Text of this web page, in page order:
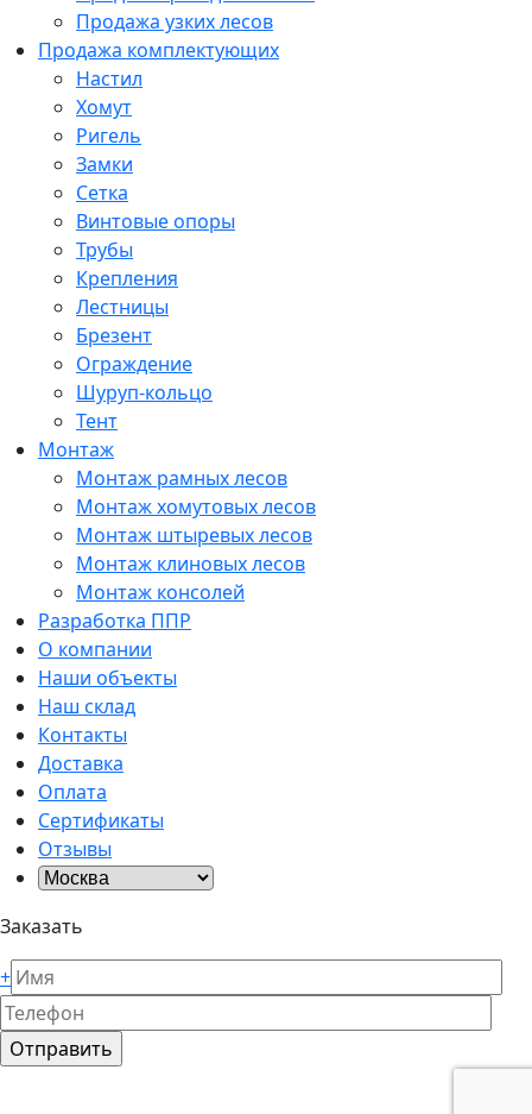
Продажа узких лесов
Продажа комплектующих
Настил
Хомут
Ригель
Замки
Сетка
Винтовые опоры
Трубы
Крепления
Лестницы
Брезент
Ограждение
Шуруп-кольцо
Тент
Монтаж
Монтаж рамных лесов
Монтаж хомутовых лесов
Монтаж штыревых лесов
Монтаж клиновых лесов
Монтаж консолей
Разработка ППР
О компании
Наши объекты
Наш склад
Контакты
Доставка
Оплата
Сертификаты
Отзывы
Заказать
+